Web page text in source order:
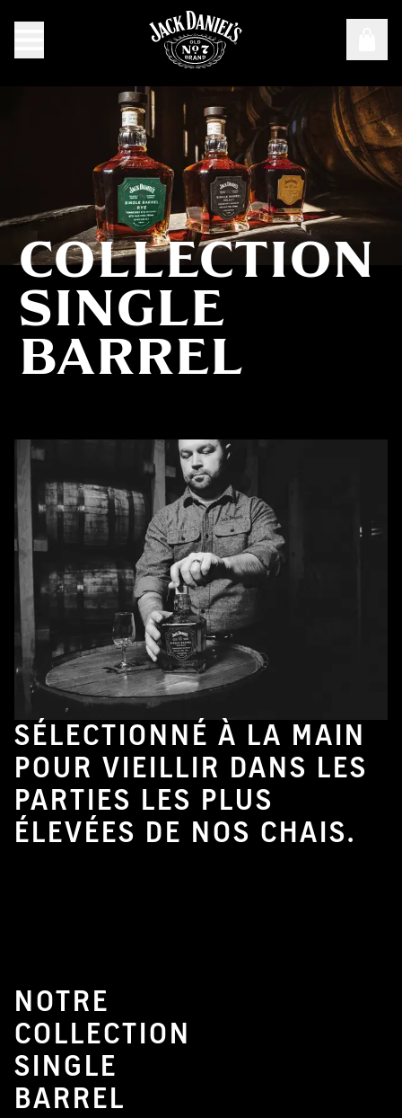
Collection Single Barrel
COLLECTION
SINGLE
BARREL
SÉLECTIONNÉ À LA MAIN
POUR VIEILLIR DANS LES
PARTIES LES PLUS
ÉLEVÉES DE NOS CHAIS.
NOTRE
COLLECTION
SINGLE
BARREL